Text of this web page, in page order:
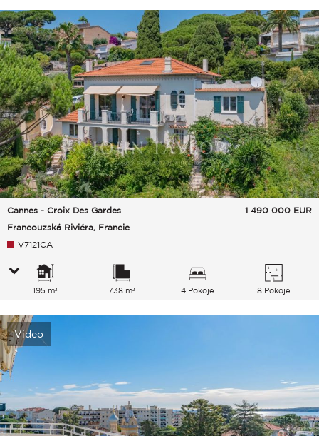
Cannes - Croix Des Gardes
Francouzská Riviéra, Francie
1 490 000 EUR
V7121CA
195 m² 738 m² 4 Pokoje 8 Pokoje
Video